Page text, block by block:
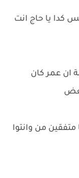
كدا يا حاج انت
عمر كان
متفقين من وانتوا